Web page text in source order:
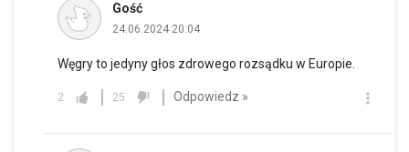
Gość
24.06.2024 20:04
Węgry to jedyny głos zdrowego rozsądku w Europie.
2 25 Odpowiedz »